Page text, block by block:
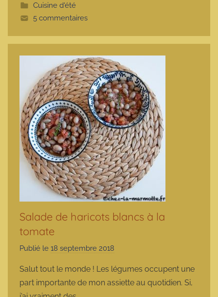
Cuisine d'été
5 commentaires
Salade de haricots blancs à la
tomate
Publié le 18 septembre 2018
r
m
Salut tout le monde ! Les légumes occupent une
part importante de mon assiette au quotidien. Si,